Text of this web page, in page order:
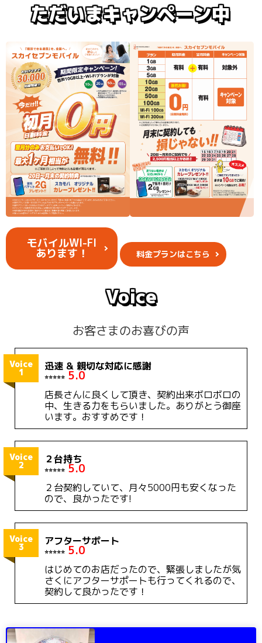
ただいまキャンペーン中
モバイルWI-FI
あります！ 料金プランはこちら
Voice
お客さまのお喜びの声
Voice
1 迅速 & 親切な対応に感謝
⭐️⭐️⭐️⭐️⭐️ 5.0
店長さんに良くして頂き、契約出来ボロボロの
中、生きる力をもらいました。ありがとう御座
います。おすすめです！
Voice
2 ２台持ち
⭐️⭐️⭐️⭐️⭐️ 5.0
２台契約していて、月々5000円も安くなった
ので、良かったです!
Voice
3 アフターサポート
⭐️⭐️⭐️⭐️⭐️ 5.0
はじめてのお店だったので、緊張しましたが気
さくにアフターサポートも行ってくれるので、
契約して良かったです！